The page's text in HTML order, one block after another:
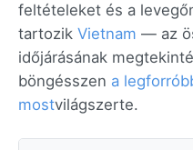
feltételeket és a
tartozik Vietnam — az
időjárásának
böngésszen a
mostvilágszerte.